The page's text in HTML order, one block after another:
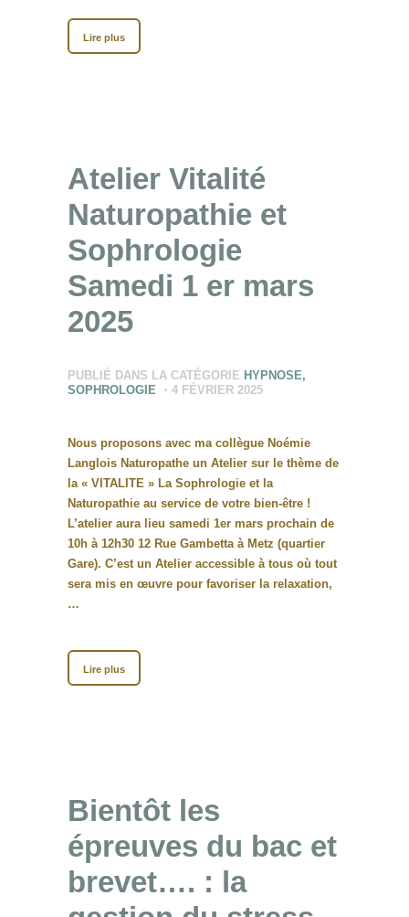
Lire plus
Atelier Vitalité
Naturopathie et
Sophrologie
Samedi 1 er mars
2025
PUBLIÉ DANS LA CATÉGORIE HYPNOSE,
SOPHROLOGIE
4 FÉVRIER 2025
Nous proposons avec ma collègue Noémie
Langlois Naturopathe un Atelier sur le thème de
la « VITALITE » La Sophrologie et la
Naturopathie au service de votre bien-être !
L’atelier aura lieu samedi 1er mars prochain de
10h à 12h30 12 Rue Gambetta à Metz (quartier
Gare). C’est un Atelier accessible à tous où tout
sera mis en œuvre pour favoriser la relaxation,
…
Lire plus
Bientôt les
épreuves du bac et
brevet…. : la